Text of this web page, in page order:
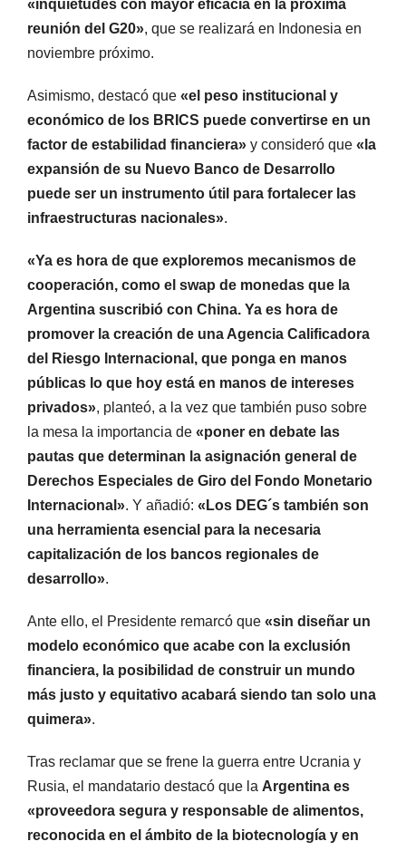
«inquietudes con mayor eficacia en la próxima
reunión del G20», que se realizará en Indonesia en
noviembre próximo.
Asimismo, destacó que «el peso institucional y
económico de los BRICS puede convertirse en un
factor de estabilidad financiera» y consideró que «la
expansión de su Nuevo Banco de Desarrollo
puede ser un instrumento útil para fortalecer las
infraestructuras nacionales».
«Ya es hora de que exploremos mecanismos de
cooperación, como el swap de monedas que la
Argentina suscribió con China. Ya es hora de
promover la creación de una Agencia Calificadora
del Riesgo Internacional, que ponga en manos
públicas lo que hoy está en manos de intereses
privados», planteó, a la vez que también puso sobre
la mesa la importancia de «poner en debate las
pautas que determinan la asignación general de
Derechos Especiales de Giro del Fondo Monetario
Internacional». Y añadió: «Los DEG´s también son
una herramienta esencial para la necesaria
capitalización de los bancos regionales de
desarrollo».
Ante ello, el Presidente remarcó que «sin diseñar un
modelo económico que acabe con la exclusión
financiera, la posibilidad de construir un mundo
más justo y equitativo acabará siendo tan solo una
quimera».
Tras reclamar que se frene la guerra entre Ucrania y
Rusia, el mandatario destacó que la Argentina es
«proveedora segura y responsable de alimentos,
reconocida en el ámbito de la biotecnología y en